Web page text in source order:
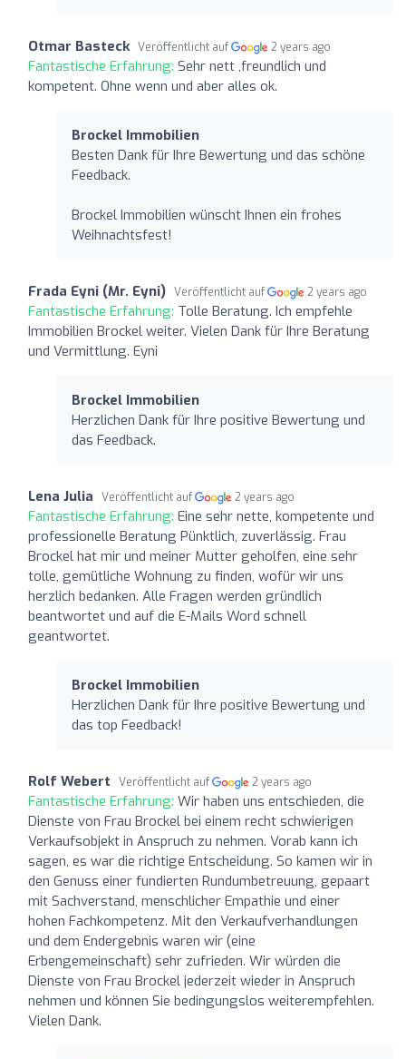
Otmar Basteck Veröffentlicht auf 2 years ago
Fantastische Erfahrung: Sehr nett ,freundlich und
kompetent. Ohne wenn und aber alles ok.
Brockel Immobilien
Besten Dank für Ihre Bewertung und das schöne
Feedback.
Brockel Immobilien wünscht Ihnen ein frohes
Weihnachtsfest!
Frada Eyni (Mr. Eyni) Veröffentlicht auf 2 years ago
Fantastische Erfahrung: Tolle Beratung. Ich empfehle
Immobilien Brockel weiter. Vielen Dank für Ihre Beratung
und Vermittlung. Eyni
Brockel Immobilien
Herzlichen Dank für Ihre positive Bewertung und
das Feedback.
Lena Julia Veröffentlicht auf 2 years ago
Fantastische Erfahrung: Eine sehr nette, kompetente und
professionelle Beratung Pünktlich, zuverlässig. Frau
Brockel hat mir und meiner Mutter geholfen, eine sehr
tolle, gemütliche Wohnung zu finden, wofür wir uns
herzlich bedanken. Alle Fragen werden gründlich
beantwortet und auf die E-Mails Word schnell
geantwortet.
Brockel Immobilien
Herzlichen Dank für Ihre positive Bewertung und
das top Feedback!
Rolf Webert Veröffentlicht auf 2 years ago
Fantastische Erfahrung: Wir haben uns entschieden, die
Dienste von Frau Brockel bei einem recht schwierigen
Verkaufsobjekt in Anspruch zu nehmen. Vorab kann ich
sagen, es war die richtige Entscheidung. So kamen wir in
den Genuss einer fundierten Rundumbetreuung, gepaart
mit Sachverstand, menschlicher Empathie und einer
hohen Fachkompetenz. Mit den Verkaufverhandlungen
und dem Endergebnis waren wir (eine
Erbengemeinschaft) sehr zufrieden. Wir würden die
Dienste von Frau Brockel jederzeit wieder in Anspruch
nehmen und können Sie bedingungslos weiterempfehlen.
Vielen Dank.